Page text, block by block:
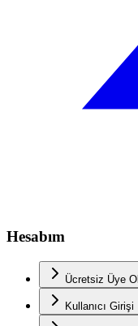
Hesabım
Ücretsiz Üye Ol
Kullanıcı Girişi